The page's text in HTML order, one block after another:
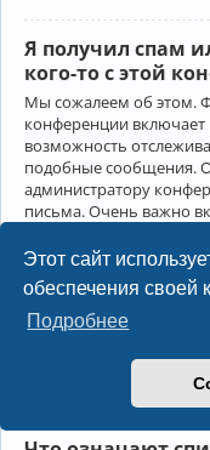
Этот сайт
обеспечения своей
Подробнее
Я получил спам
кого-то с этой
Мы сожалеем об этом.
конференции
возможность
подобные сообщения.
администратору
письма. Очень важно
Администратор
меры.
Друзья и недруги